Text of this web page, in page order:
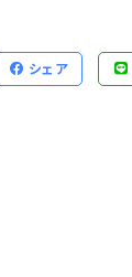
シェア